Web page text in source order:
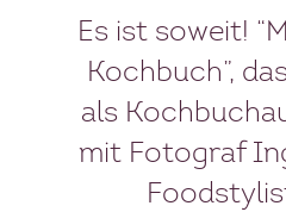
Es ist soweit!
Kochbuch”,
als
mit Fotograf